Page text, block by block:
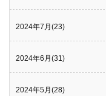
2024年7月(23)
2024年6月(31)
2024年5月(28)